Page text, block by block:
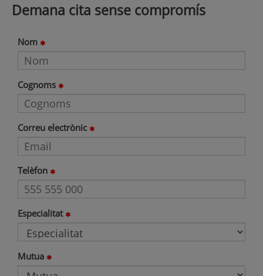
Demana cita sense compromís
Nom
Cognoms
Correu electrònic
Telèfon
Especialitat
Mutua